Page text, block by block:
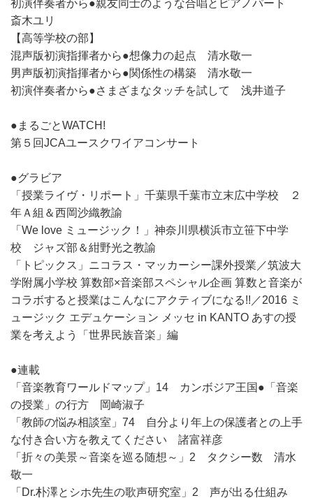
初演伴奏者から●親友同士のような合唱とピアノパート
斎木ユリ
【高等学校の部】
混声版初演指揮者から●想像力の起点 清水敬一
男声版初演指揮者から●関係性の構築 清水敬一
初演伴奏者から●さまざまなタッチを試して 浅井道子
●まるごとWATCH!
第５回JCAユースクワイアコンサート
●グラビア
「授業ライヴ・リポート」千葉県千葉市立末広中学校 ２
年Ａ組＆西岡沙織教諭
「We love ミュージック！」神奈川県横浜市立笹下中学
校 ジャズ部＆紺野光之教諭
「トピックス」ニコラス・マッカーシー課外授業／筑波大
学附属小学校 算数部×音楽部スペシャル企画 算数と音楽が
コラボすると授業はこんなにアクティブになる!!／2016 ミ
ュージック エデュケーション メッセ in KANTO あすの授
業を考えよう「世界民族音楽」編
●連載
「音楽教育ワールドマップ」14 カンボジア王国●「音楽
の授業」の行方 岡崎淑子
「教師の悩み相談室」74 自分より年上の保護者との上手
な付き合い方を教えてください 諸富祥彦
「折々の美景～音楽を巡る随想～」2 タクシー数 清水
敬一
「Dr.朴澤とシホ先生の歌声研究室」2 声が出る仕組み